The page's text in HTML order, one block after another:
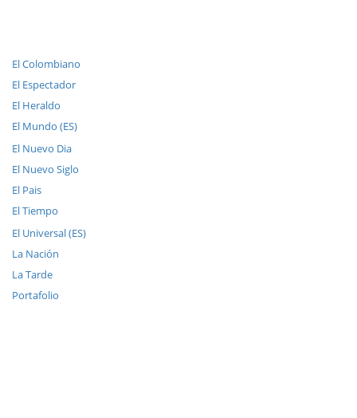
El Colombiano
El Espectador
El Heraldo
El Mundo (ES)
El Nuevo Dia
El Nuevo Siglo
El Pais
El Tiempo
El Universal (ES)
La Nación
La Tarde
Portafolio